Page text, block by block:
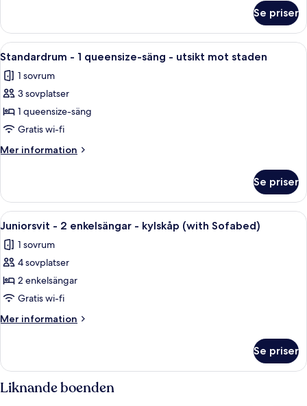
Single
Room
Se priser
Öppna
alla
foton
för
Standardrum
-
1
queensize-
-
utsikt
mot
staden
Ett hotellrum med en säng, ett
14
Standardrum - 1 queensize-säng - utsikt mot staden
1 sovrum
3 sovplatser
1 queensize-säng
Gratis wi-fi
Mer information
Mer
-
queensize-
utsikt
staden
Se priser
Öppna
alla
foton
för
Juniorsvit
-
2
enkelsängar
kylskåp
(with
Sofabed)
Ett hotellrum med en säng, en soffa,
7
Juniorsvit - 2 enkelsängar - kylskåp (with Sofabed)
1 sovrum
4 sovplatser
2 enkelsängar
Gratis wi-fi
Mer information
Mer
-
2
enkelsängar
Se priser
Liknande boenden